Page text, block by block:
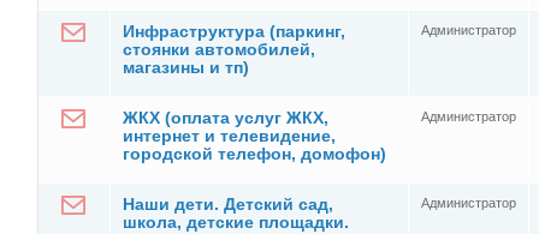
Инфраструктура (паркинг,
стоянки автомобилей,
магазины и тп)
Администратор
ЖКХ (оплата услуг ЖКХ,
интернет и телевидение,
городской телефон, домофон)
Администратор
Наши дети. Детский сад,
школа, детские площадки.
Администратор